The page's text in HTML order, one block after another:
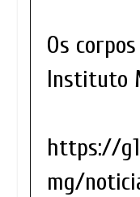
Os
Instituto
https://
mg/